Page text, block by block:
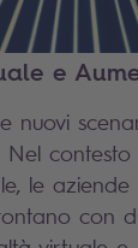
e
nuovi
Nel contesto
le aziende
con